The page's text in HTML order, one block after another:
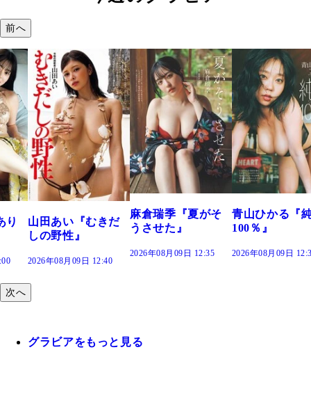
前へ
山田あい『むきだ
しの野性』
2026年08月09日 12:40
麻倉瑞季『夏がそ
うさせた』
2026年08月09日 12:35
青山ひかる『
100％』
2026年08月09日
り
次へ
グラビアをもっと見る